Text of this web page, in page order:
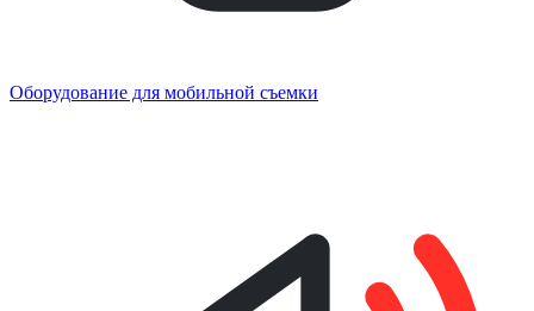
Оборудование для мобильной съемки